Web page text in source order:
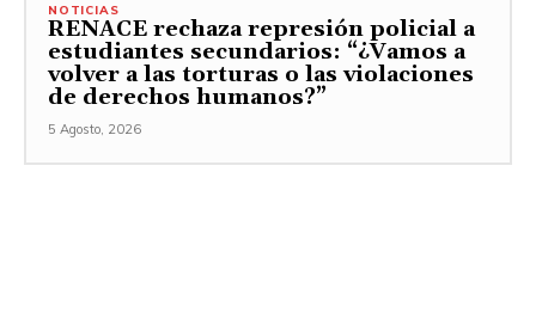
NOTICIAS
RENACE rechaza represión policial a
estudiantes secundarios: “¿Vamos a
volver a las torturas o las violaciones
de derechos humanos?”
5 Agosto, 2026